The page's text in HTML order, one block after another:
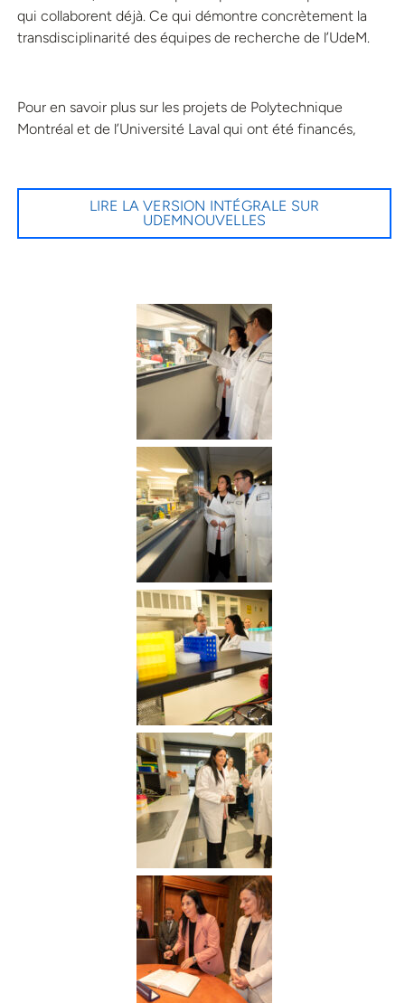
qui collaborent déjà. Ce qui démontre concrètement la
transdisciplinarité des équipes de recherche de l’UdeM.
Pour en savoir plus sur les projets de Polytechnique
Montréal et de l’Université Laval qui ont été financés,
LIRE LA VERSION INTÉGRALE SUR
UDEMNOUVELLES